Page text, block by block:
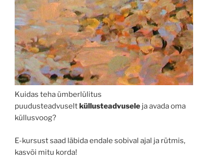
Kuidas teha ümberlülitus
puudusteadvuseltküllusteadvusele ja avada oma
küllusvoog?
E-kursust saad läbida endale sobival ajal ja rütmis,
kasvõi mitu korda!